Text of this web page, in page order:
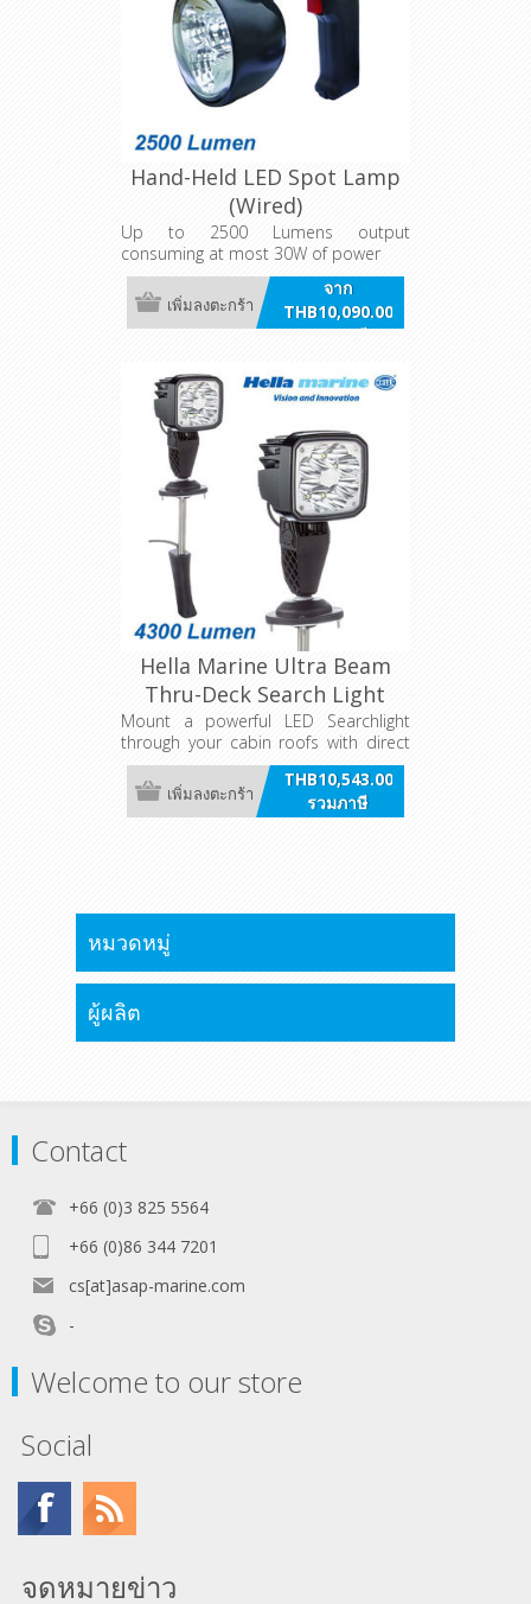
Hand-Held LED Spot Lamp
(Wired)
Up to 2500 Lumens output
consuming at most 30W of power
จาก
THB10,090.00
รวมภาษี
เพิ่มลงตะกร้า
Hella Marine Ultra Beam
Thru-Deck Search Light
Mount a powerful LED Searchlight
through your cabin roofs with direct
mechanical control.
THB10,543.00
รวมภาษี
เพิ่มลงตะกร้า
หมวดหมู่
ผู้ผลิต
Contact
+66 (0)3 825 5564
+66 (0)86 344 7201
cs[at]asap-marine.com
-
Welcome to our store
Social
จดหมายข่าว